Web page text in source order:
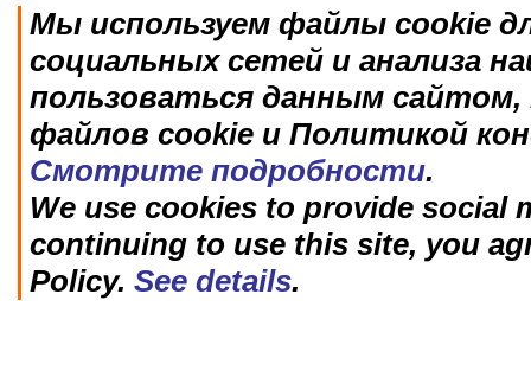
Мы используем файлы cookie
социальных сетей и анализа
пользоваться данным
файлов cookie и Политикой
Смотрите подробности.
We use cookies to provide social
continuing to use this site, you
Policy. See details.